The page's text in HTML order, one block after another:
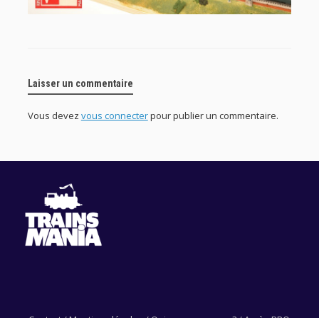
Laisser un commentaire
Vous devez vous connecterpour publier un commentaire.